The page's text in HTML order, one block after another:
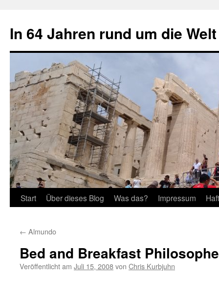
springen
In 64 Jahren rund um die Welt
Start Über dieses Blog Was das? Impressum
← Almundo
Bed and Breakfast
Veröffentlicht am Juli 15, 2008von Chris Kurbjuhn